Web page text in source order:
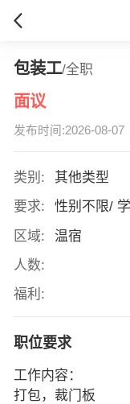
包装工/全职
面议
发布时间:2026-08-07
类别:
其他类型
要求:
性别不限/
区域:
温宿
人数:
福利:
职位要求
工作内容：
打包，裁门板